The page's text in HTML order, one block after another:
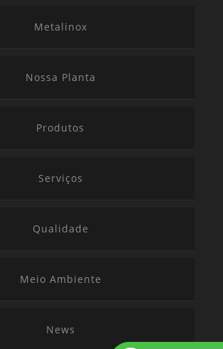
Metalinox
Nossa Planta
Produtos
Serviços
Qualidade
Meio Ambiente
News